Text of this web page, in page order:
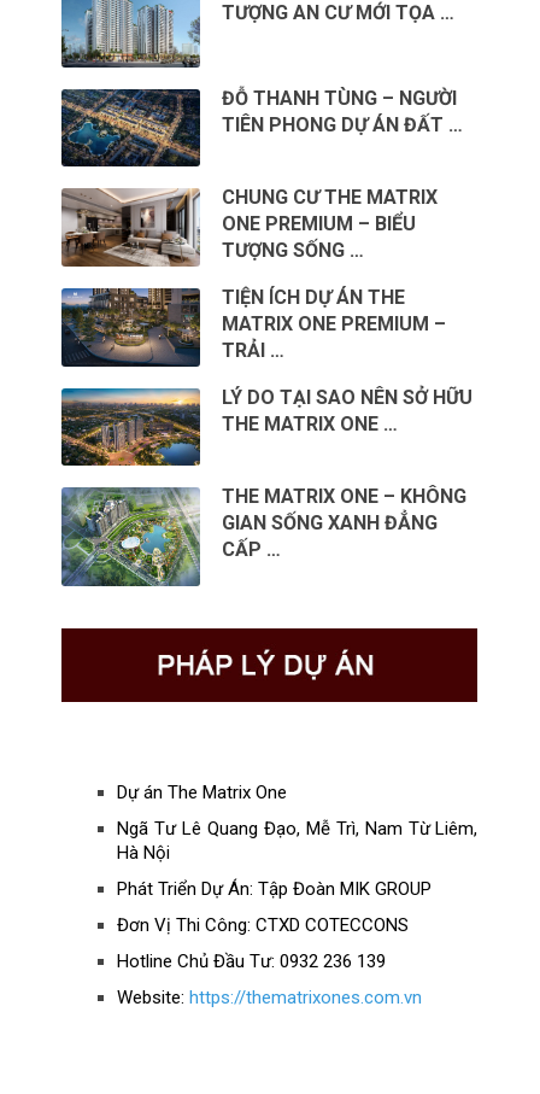
TƯỢNG AN CƯ MỚI TỌA …
ĐỖ THANH TÙNG – NGƯỜI
TIÊN PHONG DỰ ÁN ĐẤT …
CHUNG CƯ THE MATRIX
ONE PREMIUM – BIỂU
TƯỢNG SỐNG …
TIỆN ÍCH DỰ ÁN THE
MATRIX ONE PREMIUM –
TRẢI …
LÝ DO TẠI SAO NÊN SỞ HỮU
THE MATRIX ONE …
THE MATRIX ONE – KHÔNG
GIAN SỐNG XANH ĐẲNG
CẤP …
Dự án The Matrix One
Ngã Tư Lê Quang Đạo, Mễ Trì, Nam Từ Liêm,
Hà Nội
Phát Triển Dự Án: Tập Đoàn MIK GROUP
Đơn Vị Thi Công: CTXD COTECCONS
Hotline Chủ Đầu Tư: 0932 236 139
Website: https://thematrixones.com.vn